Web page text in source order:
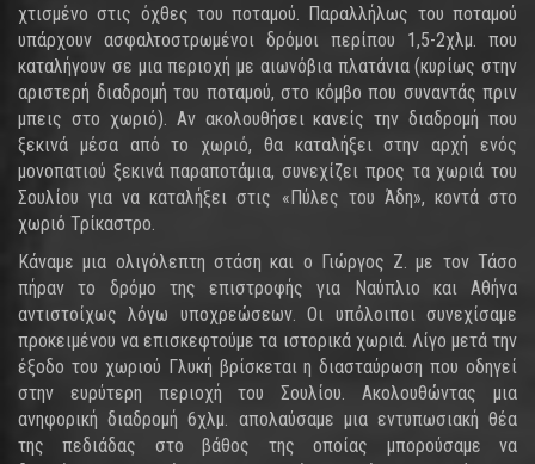
χτισμένο στις όχθες του ποταμού. Παραλλήλως του ποταμού
υπάρχουν ασφαλτοστρωμένοι δρόμοι περίπου 1,5-2χλμ. που
καταλήγουν σε μια περιοχή με αιωνόβια πλατάνια (κυρίως στην
αριστερή διαδρομή του ποταμού, στο κόμβο που συναντάς πριν
μπεις στο χωριό). Αν ακολουθήσει κανείς την διαδρομή που
ξεκινά μέσα από το χωριό, θα καταλήξει στην αρχή ενός
μονοπατιού ξεκινά παραποτάμια, συνεχίζει προς τα χωριά του
Σουλίου για να καταλήξει στις «Πύλες του Άδη», κοντά στο
χωριό Τρίκαστρο.
Κάναμε μια ολιγόλεπτη στάση και ο Γιώργος Ζ. με τον Τάσο
πήραν το δρόμο της επιστροφής για Ναύπλιο και Αθήνα
αντιστοίχως λόγω υποχρεώσεων. Οι υπόλοιποι συνεχίσαμε
προκειμένου να επισκεφτούμε τα ιστορικά χωριά. Λίγο μετά την
έξοδο του χωριού Γλυκή βρίσκεται η διασταύρωση που οδηγεί
στην ευρύτερη περιοχή του Σουλίου. Ακολουθώντας μια
ανηφορική διαδρομή 6χλμ. απολαύσαμε μια εντυπωσιακή θέα
της πεδιάδας στο βάθος της οποίας μπορούσαμε να